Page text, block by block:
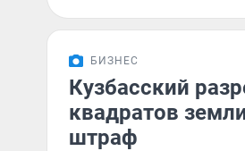
БИЗНЕС
Кузбасский
квадратов
штраф